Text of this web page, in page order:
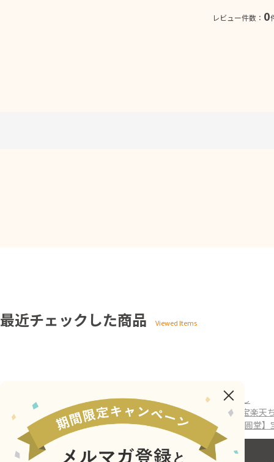
レビュー件数： 0
最近チェックした商品
> >8/14受取分【天ぷら 圓堂】宝楽天ちらし
ホーム
> ASTY京都（全商品） >8/14受取分【天ぷら 圓堂】宝楽天
>ASTY京都（全商品） >弁当 >8/14受取分【天ぷら 圓堂】